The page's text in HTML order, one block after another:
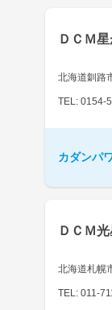
ＤＣＭ
北海道釧路
TEL: 0154-
カダンパ
ＤＣＭ
北海道札幌
TEL: 011-